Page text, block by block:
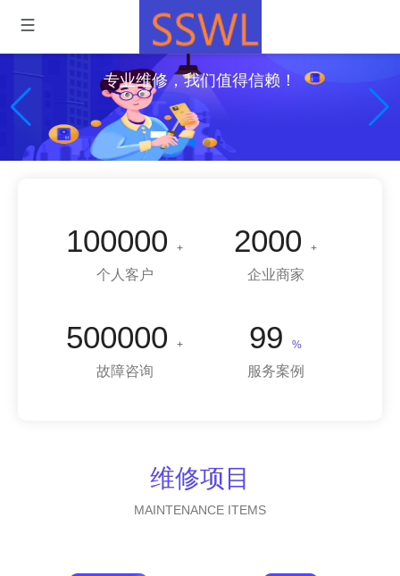
专业维修，我们值得信赖！
100000 +
个人客户
2000 +
企业商家
500000 +
故障咨询
99 %
服务案例
维修项目
MAINTENANCE ITEMS